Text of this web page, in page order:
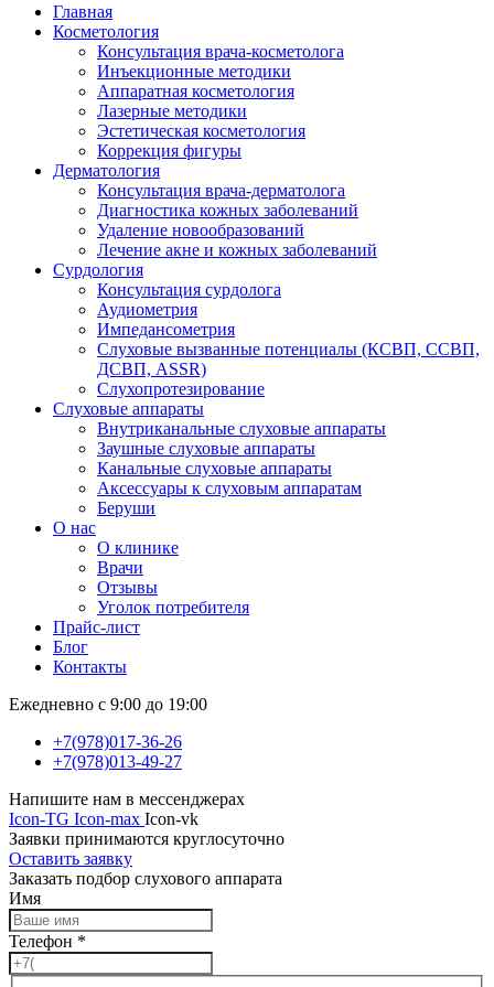
Главная
Косметология
Консультация врача-косметолога
Инъекционные методики
Аппаратная косметология
Лазерные методики
Эстетическая косметология
Коррекция фигуры
Дерматология
Консультация врача-дерматолога
Диагностика кожных заболеваний
Удаление новообразований
Лечение акне и кожных заболеваний
Сурдология
Консультация сурдолога
Аудиометрия
Импедансометрия
Слуховые вызванные потенциалы (КСВП, ССВП,
ДСВП, ASSR)
Слухопротезирование
Слуховые аппараты
Внутриканальные слуховые аппараты
Заушные слуховые аппараты
Канальные слуховые аппараты
Аксессуары к слуховым аппаратам
Беруши
О нас
О клинике
Врачи
Отзывы
Уголок потребителя
Прайс-лист
Блог
Контакты
Ежедневно с 9:00 до 19:00
+7(978)017-36-26
+7(978)013-49-27
Напишите нам в мессенджерах
Icon-TG Icon-max Icon-vk
Заявки принимаются круглосуточно
Оставить заявку
Заказать подбор слухового аппарата
Имя
Телефон *